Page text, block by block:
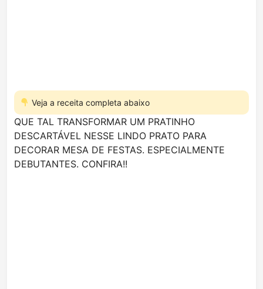
Veja a receita completa abaixo
QUE TAL TRANSFORMAR UM PRATINHO
DESCARTÁVEL NESSE LINDO PRATO PARA
DECORAR MESA DE FESTAS. ESPECIALMENTE
DEBUTANTES. CONFIRA!!